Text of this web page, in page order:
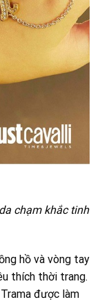
chạm khắc tinh
hồ và vòng tay
thích thời trang.
được làm